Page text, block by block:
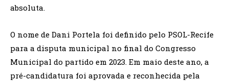
absoluta.
O nome de Dani Portela foi definido pelo PSOL-Recife
para a disputa municipal no final do Congresso
Municipal do partido em 2023. Em maio deste ano, a
pré-candidatura foi aprovada e reconhecida pela